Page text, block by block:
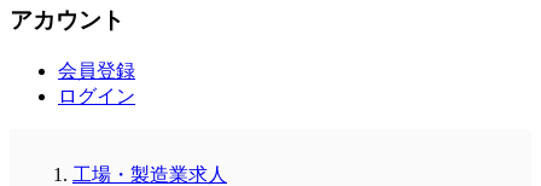
アカウント
会員登録
ログイン
工場・製造業求人